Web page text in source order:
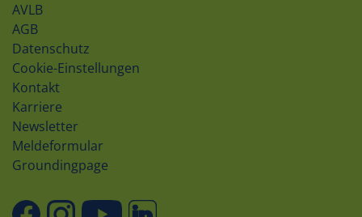
AVLB
AGB
Datenschutz
Cookie-Einstellungen
Kontakt
Karriere
Newsletter
Meldeformular
Groundingpage